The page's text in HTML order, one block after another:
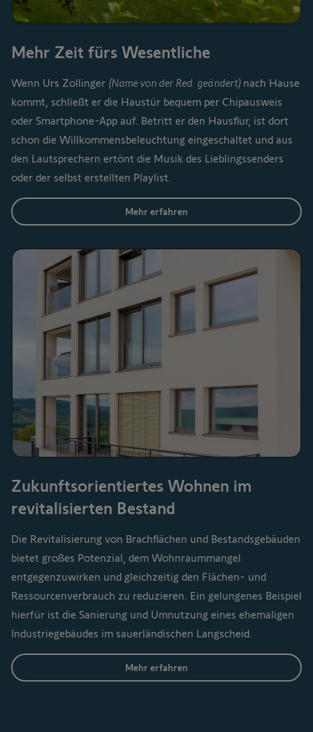
Mehr Zeit fürs Wesentliche
Wenn Urs Zollinger (Name von der Red. geändert)nach Hause
kommt, schließt er die Haustür bequem per Chipausweis
oder Smartphone-App auf. Betritt er den Hausflur, ist dort
schon die Willkommensbeleuchtung eingeschaltet und aus
den Lautsprechern ertönt die Musik des Lieblingssenders
oder der selbst erstellten Playlist.
Mehr erfahren
Zukunftsorientiertes Wohnen im
revitalisierten Bestand
Die Revitalisierung von Brachflächen und Bestandsgebäuden
bietet großes Potenzial, dem Wohnraummangel
entgegenzuwirken und gleichzeitig den Flächen- und
Ressourcenverbrauch zu reduzieren. Ein gelungenes Beispiel
hierfür ist die Sanierung und Umnutzung eines ehemaligen
Industriegebäudes im sauerländischen Langscheid.
Mehr erfahren